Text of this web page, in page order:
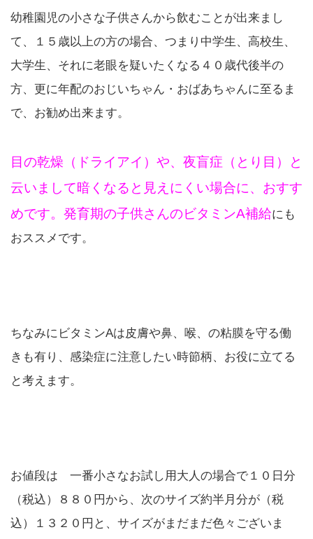
幼稚園児の小さな子供さんから飲むことが出来まし
て、１５歳以上の方の場合、つまり中学生、高校生、
大学生、それに老眼を疑いたくなる４０歳代後半の
方、更に年配のおじいちゃん・おばあちゃんに至るま
で、お勧め出来ます。
目の乾燥（ドライアイ）や、夜盲症（とり目）と
云いまして暗くなると見えにくい場合に、おすす
めです。発育期の子供さんのビタミンA補給にも
おススメです。
ちなみにビタミンAは皮膚や鼻、喉、の粘膜を守る働
きも有り、感染症に注意したい時節柄、お役に立てる
と考えます。
お値段は 一番小さなお試し用大人の場合で１０日分
（税込）８８０円から、次のサイズ約半月分が（税
込）１３２０円と、サイズがまだまだ色々ございま